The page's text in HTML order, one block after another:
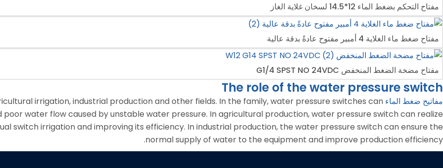
مفتاح التحكم بضغط الماء 12*14.5 لسخان غلاية الغاز
مفتاح ضغط ماء الغلاية 4 أمبير مفتوح عادةً بدقة عالية
مفتاح مضخة الضغط المنخفض G1/4 SPST NO 24VDC
The role of the water pressure switch
مفاتيح ضغط الماء irrigation, industrial production and other fields. In the family, water pressure switches can
water flow caused by unstable water pressure. In agricultural production, water pressure switch can realize
switch irrigation and improving its efficiency. In industrial production, the water pressure switch can ensure the
normal supply of water to the equipment and improve production efficiency.